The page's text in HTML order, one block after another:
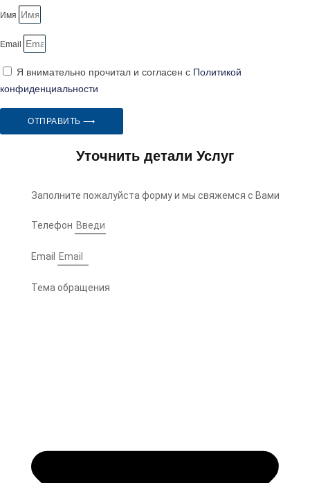
Имя
Email
Я внимательно прочитал и согласен с Политикой
конфиденциальности
ОТПРАВИТЬ ⟶
Уточнить детали Услуг
Заполните пожалуйста форму и мы свяжемся с Вами
Телефон
Email
Тема обращения